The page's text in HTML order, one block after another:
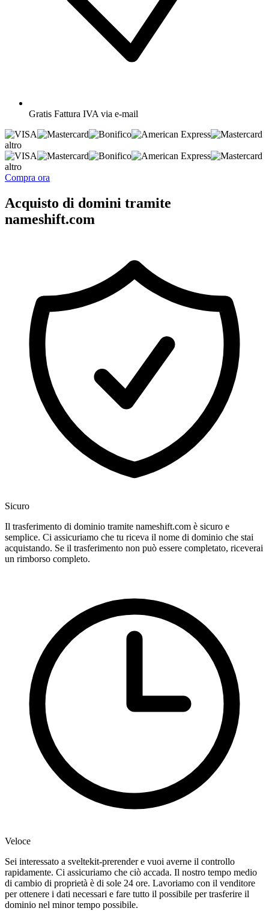
Gratis Fattura IVA via e-mail
altro
altro
Compra ora
Acquisto di domini tramite
nameshift.com
Sicuro
Il trasferimento di dominio tramite nameshift.com è sicuro e
semplice. Ci assicuriamo che tu riceva il nome di dominio che stai
acquistando. Se il trasferimento non può essere completato, riceverai
un rimborso completo.
Veloce
Sei interessato a sveltekit-prerender e vuoi averne il controllo
rapidamente. Ci assicuriamo che ciò accada. Il nostro tempo medio
di cambio di proprietà è di sole 24 ore. Lavoriamo con il venditore
per ottenere i dati necessari e fare tutto il possibile per trasferire il
dominio nel minor tempo possibile.